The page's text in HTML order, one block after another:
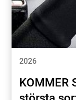
2026
KOMMER